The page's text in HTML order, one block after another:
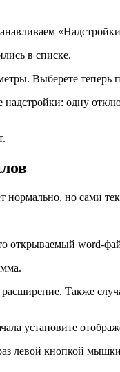
в списке.
Выберете
одну
нормально, но сами
открываемый word-
Также
установите
левой кнопкой